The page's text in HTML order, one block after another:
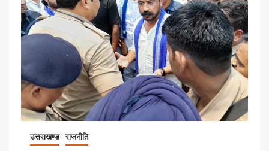
उत्तराखण्ड राजनीति